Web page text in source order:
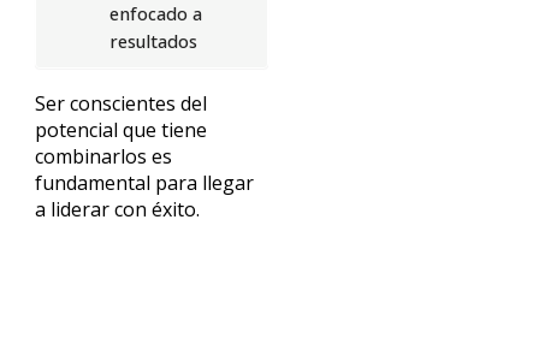
enfocado a
resultados
Ser conscientes del
potencial que tiene
combinarlos es
fundamental para llegar
a liderar con éxito.